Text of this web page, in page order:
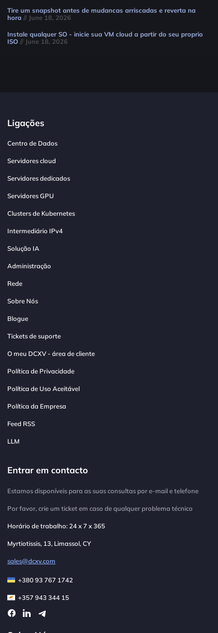
Tire um snapshot antes de mudancas arriscadas e reverta na
hora // June 18, 2026
Instale qualquer SO - inicie sua VM cloud a partir do seu proprio
ISO // June 18, 2026
Ligações
Centro de Dados
Servidores cloud
Servidores dedicados
Servidores GPU
Clusters de Kubernetes
Intermediário IPv4
Solução IA
Administração
Rede
Sobre Nós
Blogue
Tickets de suporte
O meu DCXV - área de cliente
Política de Privacidade
Política de Uso Aceitável
Política da Empresa
Feed RSS
LLM
Entrar em contacto
Estamos disponíveis para as suas consultas por e-mail e telefone
Por favor, crie um ticket em caso de qualquer problema técnico
Horário de trabalho: 24 x 7 x 365
Myrtiotissis, 13, Limassol, CY
sales@dcxv.com
+380 93 767 1742
+357 943 344 15